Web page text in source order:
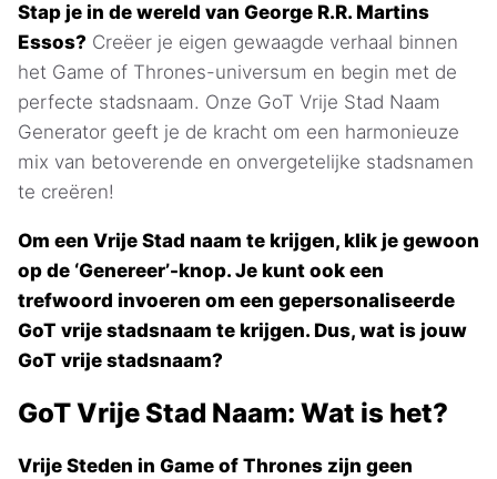
Stap je in de wereld van George R.R. Martins
Essos? Creëer je eigen gewaagde verhaal binnen
het Game of Thrones-universum en begin met de
perfecte stadsnaam. Onze GoT Vrije Stad Naam
Generator geeft je de kracht om een harmonieuze
mix van betoverende en onvergetelijke stadsnamen
te creëren!
Om een Vrije Stad naam te krijgen, klik je gewoon
op de ‘Genereer’-knop. Je kunt ook een
trefwoord invoeren om een gepersonaliseerde
GoT vrije stadsnaam te krijgen. Dus, wat is jouw
GoT vrije stadsnaam?
GoT Vrije Stad Naam: Wat is het?
Vrije Steden in Game of Thrones zijn geen